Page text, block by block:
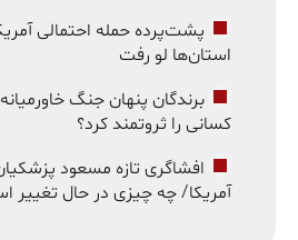
پشت‌پرده حمله احتمالی
استان‌ها لو رفت
کسانی را ثروتمند کرد؟
افشاگری تازه مسعود
آمریکا/ چه چیزی در حال تغییر